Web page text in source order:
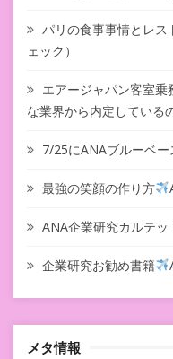
パリの食事事情とレス
ェック）
エアージャパン客室
な業界から内定している
7/25にANAブルーベー
最強の笑顔の作り方
ANA企業研究カルテッ
企業研究お勧め書籍
メタ情報